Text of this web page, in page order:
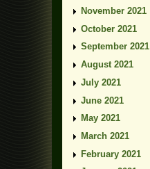
November 2021
October 2021
September 2021
August 2021
July 2021
June 2021
May 2021
March 2021
February 2021